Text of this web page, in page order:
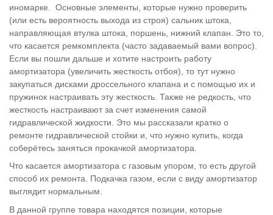
иномарке. Основные элементы, которые нужно проверить
(или есть вероятность выхода из строя) сальник штока,
направляющая втулка штока, поршень, нижний клапан. Это то,
что касается ремкомплекта (часто задаваемый вами вопрос).
Если вы пошли дальше и хотите настроить работу
амортизатора (увеличить жесткость отбоя), то тут нужно
закупаться дисками дроссельного клапана и с помощью их и
пружинок настраивать эту жесткость. Также не редкость, что
жесткость настраивают за счет изменения самой
гидравлической жидкости. Это мы рассказали кратко о
ремонте гидравлической стойки и, что нужно купить, когда
соберётесь заняться прокачкой амортизатора.
Что касается амортизатора с газовым упором, то есть другой
способ их ремонта. Подкачка газом, если с виду амортизатор
выглядит нормальным.
В данной группе товара находятся позиции, которые